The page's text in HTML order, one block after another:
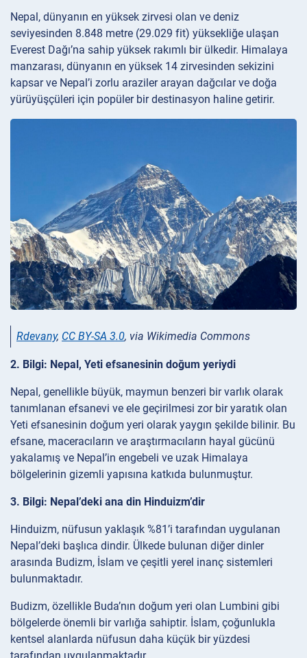
Nepal, dünyanın en yüksek zirvesi olan ve deniz
seviyesinden 8.848 metre (29.029 fit) yüksekliğe ulaşan
Everest Dağı’na sahip yüksek rakımlı bir ülkedir. Himalaya
manzarası, dünyanın en yüksek 14 zirvesinden sekizini
kapsar ve Nepal’i zorlu araziler arayan dağcılar ve doğa
yürüyüşçüleri için popüler bir destinasyon haline getirir.
Rdevany, CC BY-SA 3.0, via Wikimedia Commons
2. Bilgi: Nepal, Yeti efsanesinin doğum yeriydi
Nepal, genellikle büyük, maymun benzeri bir varlık olarak
tanımlanan efsanevi ve ele geçirilmesi zor bir yaratık olan
Yeti efsanesinin doğum yeri olarak yaygın şekilde bilinir. Bu
efsane, maceracıların ve araştırmacıların hayal gücünü
yakalamış ve Nepal’in engebeli ve uzak Himalaya
bölgelerinin gizemli yapısına katkıda bulunmuştur.
3. Bilgi: Nepal’deki ana din Hinduizm’dir
Hinduizm, nüfusun yaklaşık %81’i tarafından uygulanan
Nepal’deki başlıca dindir. Ülkede bulunan diğer dinler
arasında Budizm, İslam ve çeşitli yerel inanç sistemleri
bulunmaktadır.
Budizm, özellikle Buda’nın doğum yeri olan Lumbini gibi
bölgelerde önemli bir varlığa sahiptir. İslam, çoğunlukla
kentsel alanlarda nüfusun daha küçük bir yüzdesi